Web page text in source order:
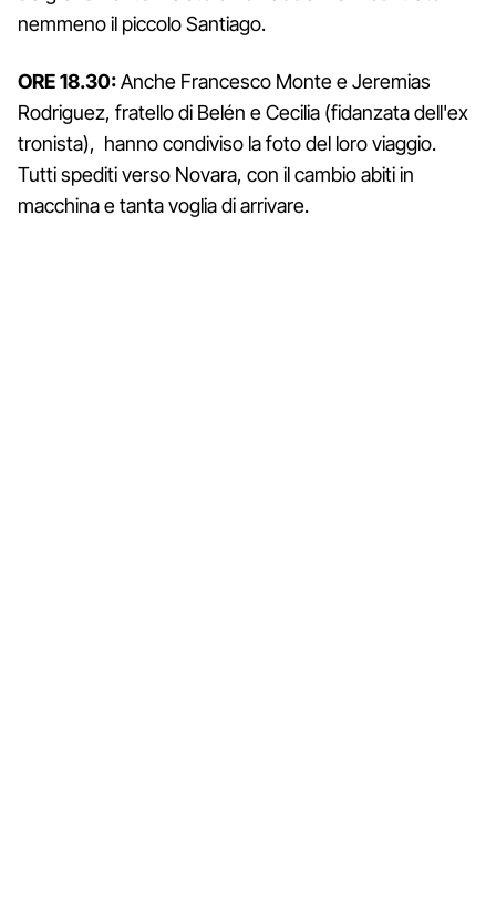
nemmeno il piccolo Santiago.
ORE 18.30:Anche Francesco Monte e Jeremias
Rodriguez, fratello di Belén e Cecilia (fidanzata dell'ex
tronista), hanno condiviso la foto del loro viaggio.
Tutti spediti verso Novara, con il cambio abiti in
macchina e tanta voglia di arrivare.